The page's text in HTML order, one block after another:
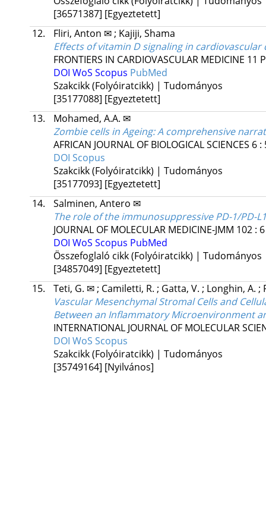
[36571387] [Egyeztetett]
12.
Fliri, Anton ✉ ; Kajiji, Shama
Effects of vitamin D signaling in
FRONTIERS IN CARDIOVASCULAR MEDICINE 11
DOI WoS Scopus PubMed
Szakcikk (Folyóiratcikk) | Tudományos
[35177088] [Egyeztetett]
13.
Mohamed, A.A. ✉
Zombie cells in Ageing: A comprehensive
AFRICAN JOURNAL OF BIOLOGICAL SCIENCES 6:
DOI Scopus
Szakcikk (Folyóiratcikk) | Tudományos
[35177093] [Egyeztetett]
14.
Salminen, Antero ✉
The role of the immunosuppressive PD-1/PD-
JOURNAL OF MOLECULAR MEDICINE-JMM 102: 6
DOI WoS Scopus PubMed
Összefoglaló cikk (Folyóiratcikk) | Tudományos
[34857049] [Egyeztetett]
15.
Teti, G. ✉ ; Camiletti, R. ; Gatta, V. ; Longhin, A. ;
Vascular Mesenchymal Stromal Cells and
Between an Inflammatory Microenvironment
INTERNATIONAL JOURNAL OF MOLECULAR
DOI WoS Scopus
Szakcikk (Folyóiratcikk) | Tudományos
[35749164] [Nyilvános]